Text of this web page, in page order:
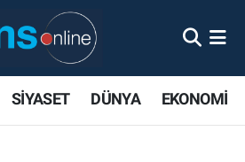
SİYASET DÜNYA EKONOMİ